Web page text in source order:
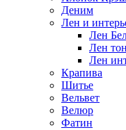
Деним
Лен и
Лен
Лен
Лен
Крапива
Шитье
Вельвет
Велюр
Фатин